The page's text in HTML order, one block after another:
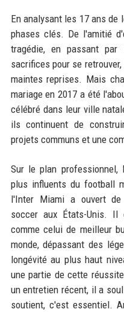
En analysant les 17 ans de
phases clés. De l'amitié
tragédie, en passant
sacrifices pour se
maintes reprises. Mais
mariage en 2017 a été
célébré dans leur ville
ils continuent de
projets communs et une
Sur le plan
plus influents du football
l'Inter Miami a ouvert de
soccer aux États-Unis. Il
comme celui de meilleur
monde, dépassant des
longévité au plus haut
une partie de cette
un entretien récent, il a
soutient, c'est essentiel.